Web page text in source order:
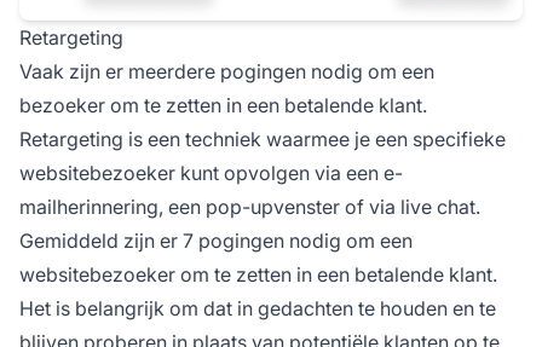
Retargeting
Vaak zijn er meerdere pogingen nodig om een
bezoeker om te zetten in een betalende klant.
Retargeting is een techniek waarmee je een specifieke
websitebezoeker kunt opvolgen via een e-
mailherinnering, een pop-upvenster of via live chat.
Gemiddeld zijn er 7 pogingen nodig om een
websitebezoeker om te zetten in een betalende klant.
Het is belangrijk om dat in gedachten te houden en te
blijven proberen in plaats van potentiële klanten op te